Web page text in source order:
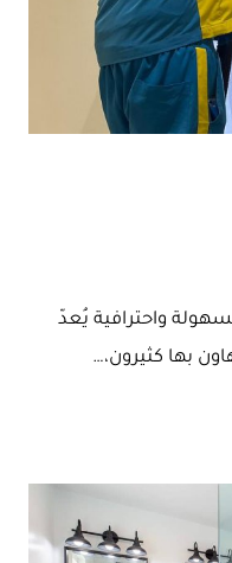
واحترافية يُعدّ
بها كثيرون،…